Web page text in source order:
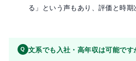
る」という声もあり、評価と時期
Q 文系でも入社・高年収は可能です